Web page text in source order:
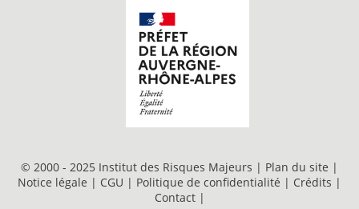
© 2000 - 2025 Institut des Risques Majeurs | Plan du site |
Notice légale | CGU | Politique de confidentialité | Crédits |
Contact |